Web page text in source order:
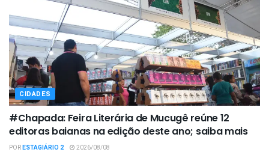
CIDADES
#Chapada: Feira Literária de Mucugê reúne 12
editoras baianas na edição deste ano; saiba mais
PORESTAGIÁRIO 2 2026/08/08